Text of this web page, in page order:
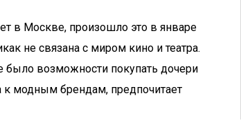
в Москве, произошло это в январе
не связана с миром кино и театра.
было возможности покупать дочери
модным брендам, предпочитает